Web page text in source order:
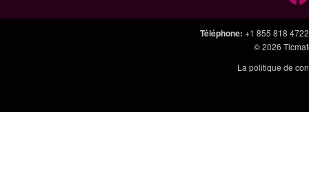
Téléphone: +1 855 818 4722
© 2026
La politique de